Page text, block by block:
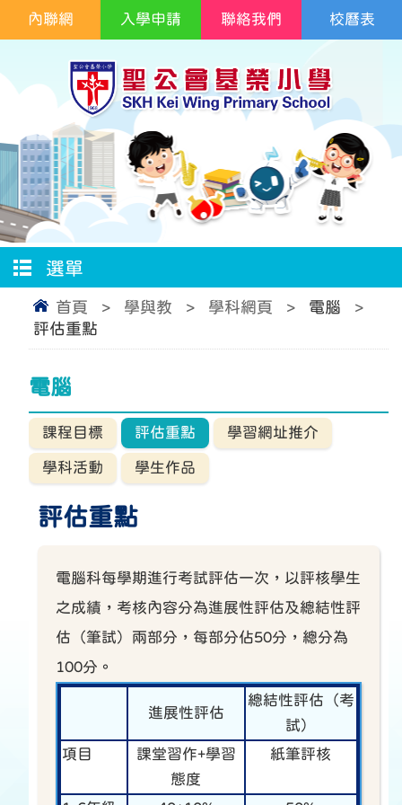
校曆表
內聯網 入學申請 聯絡我們
選單
首頁 > 學與教 > 學科網頁 > 電腦
>
評估重點
電腦
課程目標 評估重點 學習網址推介
學科活動 學生作品
評估重點
電腦科每學期進行考試評估一次，以評核學生
之成績，考核內容分為進展性評估及總結性評
估（筆試）兩部分，每部分佔50分，總分為
100分。
進展性評估
總結性評估（考
試）
項目
課堂習作+學習
態度
紙筆評核